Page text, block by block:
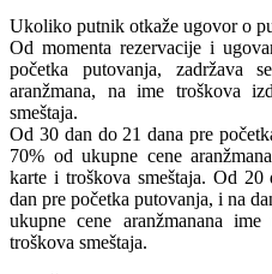
Ukoliko putnik otkaže ugovor o
Od momenta rezervacije i
početka putovanja, zadržava
aranžmana, na ime troškova
smeštaja.
Od 30 dan do 21 dana pre
70% od ukupne cene
karte i troškova smeštaja. Od 20
dan pre početka putovanja, i na
ukupne cene aranžmanana
troškova smeštaja.